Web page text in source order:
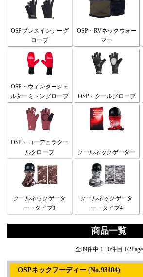
OSPブレスインナーグ
ローブ
OSP・RVネックウォー
マー
OSP・ウィンターシェ
ルターミトングローブ
OSP・クールグローブ
OSP・コーデュラクー
ルグローブ
クールネックゲーター
クールネックゲータ
ー・タイプ3
クールネックゲータ
ー・タイプ4
商品一覧
全39件中 1-20件目 1/2Page
OSPネックフーディー (No.93104)